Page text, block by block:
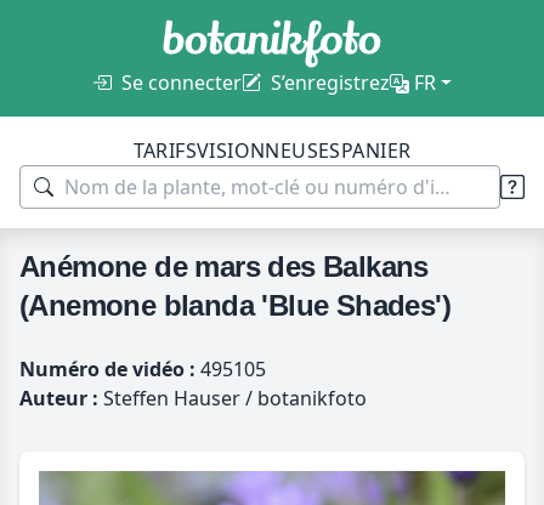
Se connecter S’enregistrez FR
TARIFSVISIONNEUSESPANIER
Anémone de mars des Balkans
(Anemone blanda 'Blue Shades')
Numéro de vidéo : 495105
Auteur : Steffen Hauser / botanikfoto